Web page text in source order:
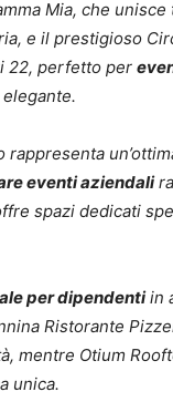
Mia, che
e il prestigioso
22, perfetto per
rappresenta
eventi aziendali
spazi dedicati
per dipendentiin
Ristorante
mentre Otium
unica.